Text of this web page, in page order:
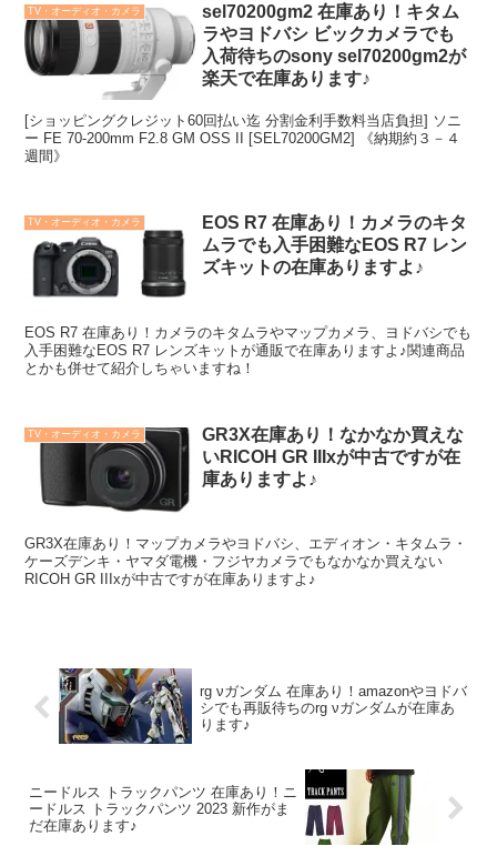
TV・オーディオ・カメラ
sel70200gm2 在庫あり！キタム
ラやヨドバシ ビックカメラでも
入荷待ちのsony sel70200gm2が
楽天で在庫あります♪
[ショッピングクレジット60回払い迄 分割金利手数料当店負担] ソニ
ー FE 70-200mm F2.8 GM OSS II [SEL70200GM2] 《納期約３－４
週間》
TV・オーディオ・カメラ
EOS R7 在庫あり！カメラのキタ
ムラでも入手困難なEOS R7 レン
ズキットの在庫ありますよ♪
EOS R7 在庫あり！カメラのキタムラやマップカメラ、ヨドバシでも
入手困難なEOS R7 レンズキットが通販で在庫ありますよ♪関連商品
とかも併せて紹介しちゃいますね！
TV・オーディオ・カメラ
GR3X在庫あり！なかなか買えな
いRICOH GR IIIxが中古ですが在
庫ありますよ♪
GR3X在庫あり！マップカメラやヨドバシ、エディオン・キタムラ・
ケーズデンキ・ヤマダ電機・フジヤカメラでもなかなか買えない
RICOH GR IIIxが中古ですが在庫ありますよ♪
rg νガンダム 在庫あり！amazonやヨドバ
シでも再販待ちのrg νガンダムが在庫あ
ります♪
ニードルス トラックパンツ 在庫あり！ニ
ードルス トラックパンツ 2023 新作がま
だ在庫あります♪